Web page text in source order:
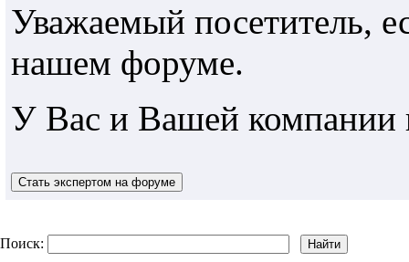
Уважаемый посетитель,
нашем форуме.
У Вас и Вашей компании
Поиск: